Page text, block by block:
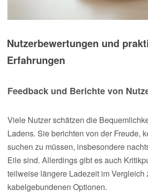
Nutzerbewertungen und
Erfahrungen
Feedback und Berichte von
Viele Nutzer schätzen die
Ladens. Sie berichten von der Freude,
suchen zu müssen, insbesondere
Eile sind. Allerdings gibt es auch
teilweise längere Ladezeit im Vergleich
kabelgebundenen Optionen.